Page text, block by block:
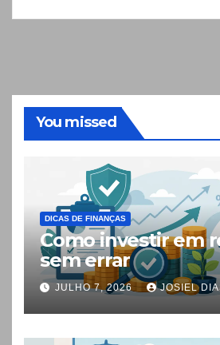
You missed
DICAS DE FINANÇAS
Como investir em
sem errar
JULHO 7, 2026 JOSIEL